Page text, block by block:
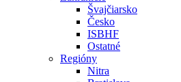
Švajčiarsko
Česko
ISBHF
Ostatné
Regióny
Nitra